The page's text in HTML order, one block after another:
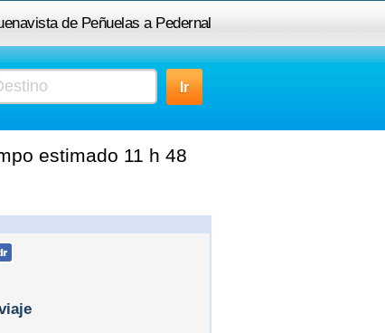
de Peñuelas a Pedernal
estimado 11 h 48